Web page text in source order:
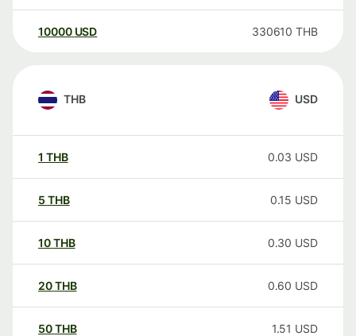
10000 USD 330610 THB
THB USD
1 THB 0.03 USD
5 THB 0.15 USD
10THB 0.30 USD
20THB 0.60 USD
50THB 1.51 USD